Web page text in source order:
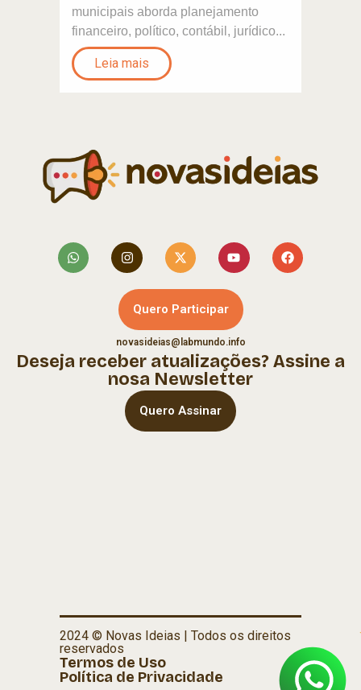
municipais aborda planejamento
financeiro, político, contábil, jurídico...
Leia mais
Quero Participar
novasideias@labmundo.info
Deseja receber atualizações? Assine a
nosa Newsletter
Quero Assinar
2024 © Novas Ideias | Todos os direitos
reservados
Termos de Uso
Política de Privacidade